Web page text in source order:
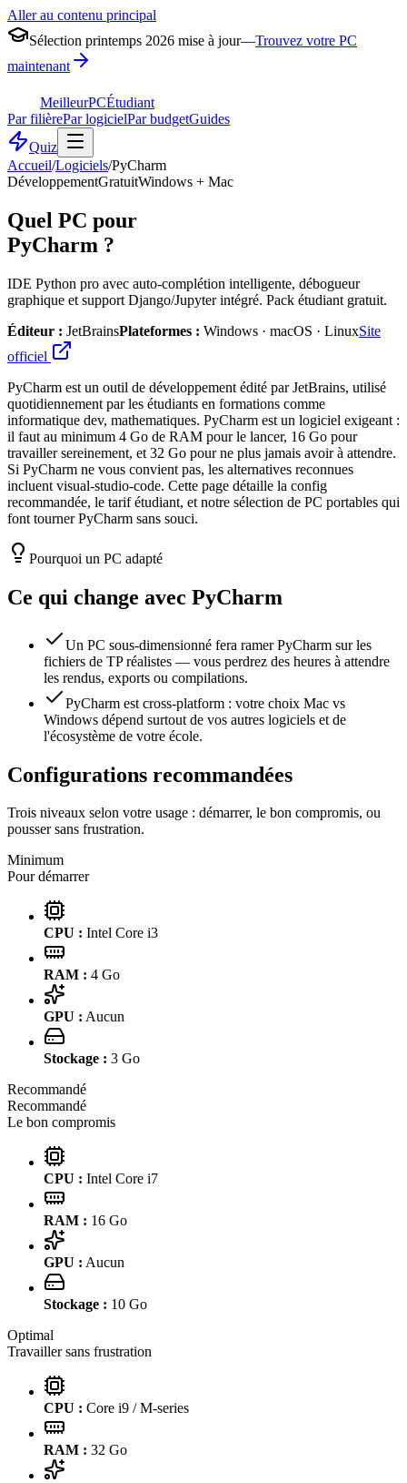
Aller au contenu principal
Sélection printemps 2026 mise à jour—Trouvez votre PC
maintenant
MeilleurPCÉtudiant
Par filièrePar logicielPar budgetGuides
Quiz
Accueil/Logiciels/PyCharm
DéveloppementGratuitWindows + Mac
Quel PC pour
PyCharm ?
IDE Python pro avec auto-complétion intelligente, débogueur
graphique et support Django/Jupyter intégré. Pack étudiant gratuit.
Éditeur : JetBrainsPlateformes : Windows · macOS · LinuxSite
officiel
PyCharm est un outil de développement édité par JetBrains, utilisé
quotidiennement par les étudiants en formations comme
informatique dev, mathematiques. PyCharm est un logiciel exigeant :
il faut au minimum 4 Go de RAM pour le lancer, 16 Go pour
travailler sereinement, et 32 Go pour ne plus jamais avoir à attendre.
Si PyCharm ne vous convient pas, les alternatives reconnues
incluent visual-studio-code. Cette page détaille la config
recommandée, le tarif étudiant, et notre sélection de PC portables qui
font tourner PyCharm sans souci.
Pourquoi un PC adapté
Ce qui change avec PyCharm
Un PC sous-dimensionné fera ramer PyCharm sur les
fichiers de TP réalistes — vous perdrez des heures à attendre
les rendus, exports ou compilations.
PyCharm est cross-platform : votre choix Mac vs
Windows dépend surtout de vos autres logiciels et de
l'écosystème de votre école.
Configurations recommandées
Trois niveaux selon votre usage : démarrer, le bon compromis, ou
pousser sans frustration.
Minimum
Pour démarrer
CPU : Intel Core i3
RAM : 4 Go
GPU : Aucun
Stockage : 3 Go
Recommandé
Recommandé
Le bon compromis
CPU : Intel Core i7
RAM : 16 Go
GPU : Aucun
Stockage : 10 Go
Optimal
Travailler sans frustration
CPU : Core i9 / M-series
RAM : 32 Go